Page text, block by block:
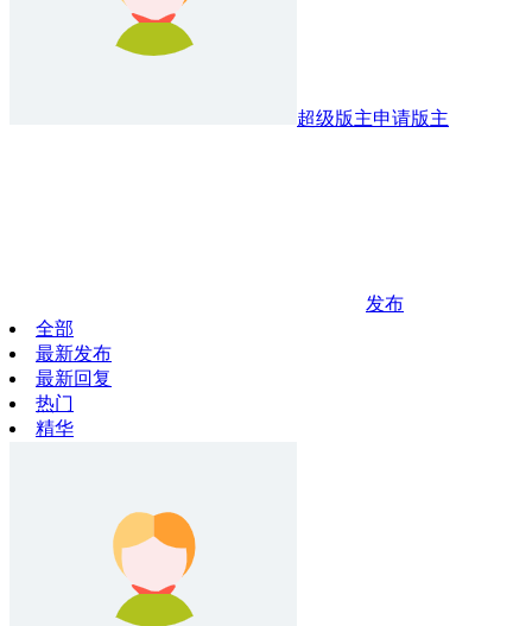
超级版主申请版主
发布
全部
最新发布
最新回复
热门
精华